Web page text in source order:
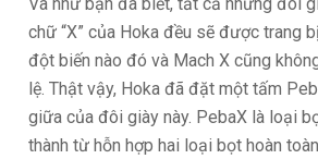
chữ “X” của Hoka đều sẽ được trang
đột biến nào đó và Mach X cũng
lệ. Thật vậy, Hoka đã đặt một tấm
giữa của đôi giày này. PebaX là loại
thành từ hỗn hợp hai loại bọt hoàn